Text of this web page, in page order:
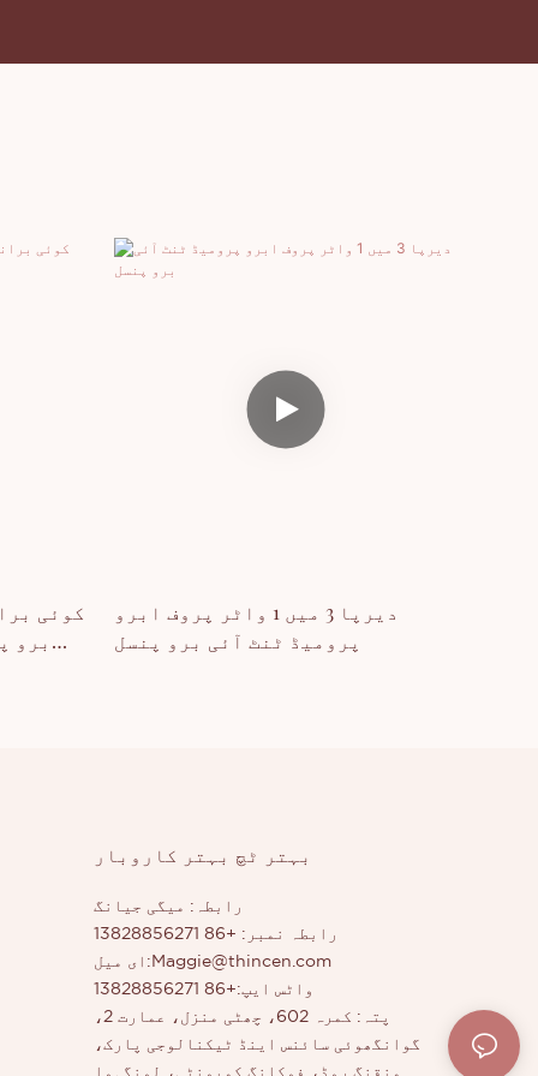
کوئی
برو
دیرپا 3 میں 1 واٹر پروف ابرو
پرومیڈ ٹنٹ آئی برو پنسل
بہتر ٹچ بہتر کاروبار
رابطہ: میگی جیانگ
رابطہ نمبر: +86 13828856271
ای میل: Maggie@thincen.com
واٹس ایپ:+86 13828856271
پتہ: کمرہ 602، چھٹی منزل، عمارت 2،
گوانگھوئی سائنس اینڈ ٹیکنالوجی پارک،
منقنگ روڈ، فوکانگ کمیونٹی، لونگہوا